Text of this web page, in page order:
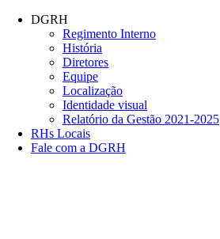
Conteúdo principal
DGRH
Regimento Interno
História
Diretores
Equipe
Localização
Identidade visual
Relatório da Gestão 2021-2025
RHs Locais
Fale com a DGRH